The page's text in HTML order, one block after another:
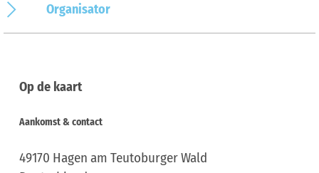
Organisator
Op de kaart
Aankomst & contact
49170 Hagen am Teutoburger Wald